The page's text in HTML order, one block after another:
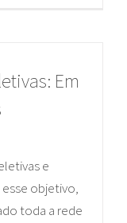
Em
e
objetivo,
toda a rede